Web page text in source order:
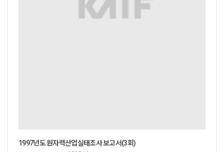
1997년도 원자력산업실태조사 보고서(3회)